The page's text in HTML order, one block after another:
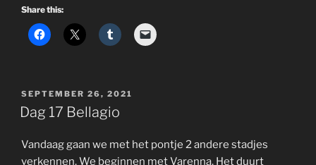
Share this:
POSTED
ON
SEPTEMBER 26, 2021
Dag 17 Bellagio
Vandaag gaan we met het pontje 2 andere stadjes
verkennen. We beginnen met Varenna. Het duurt